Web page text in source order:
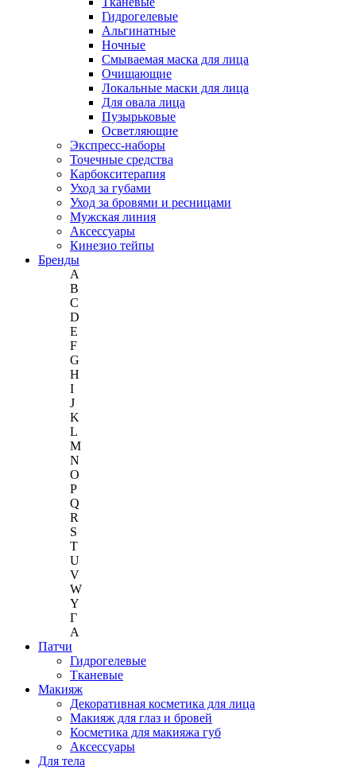
Гидрогелевые
Альгинатные
Ночные
Смываемая маска для лица
Очищающие
Локальные маски для лица
Для овала лица
Пузырьковые
Осветляющие
Экспресс-наборы
Точечные средства
Карбокситерапия
Уход за губами
Уход за бровями и ресницами
Мужская линия
Аксессуары
Кинезио тейпы
Бренды
A
B
C
D
E
F
G
H
I
J
K
L
M
N
O
P
Q
R
S
T
U
V
W
Y
Г
A
Патчи
Гидрогелевые
Тканевые
Макияж
Декоративная косметика для лица
Макияж для глаз и бровей
Косметика для макияжа губ
Аксессуары
Для тела